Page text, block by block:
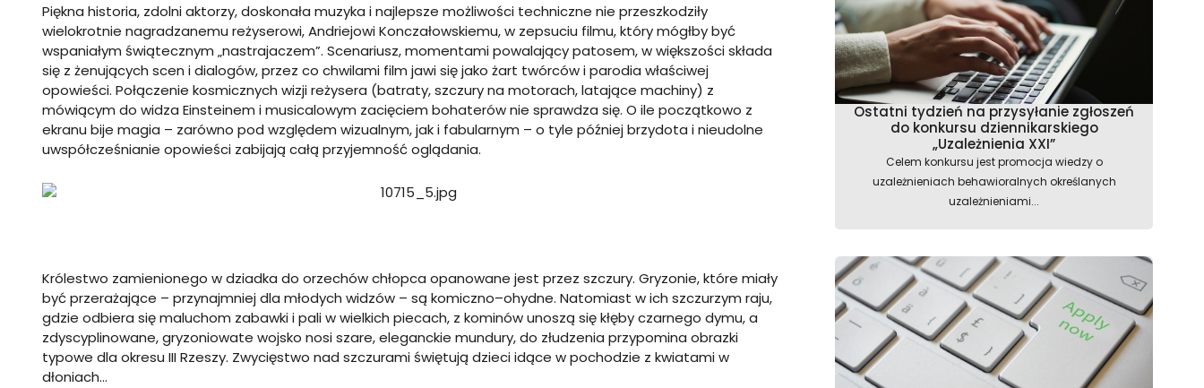
Piękna historia, zdolni aktorzy, doskonała muzyka i najlepsze możliwości techniczne nie przeszkodziły
wielokrotnie nagradzanemu reżyserowi, Andriejowi Konczałowskiemu, w zepsuciu filmu, który mógłby być
wspaniałym świątecznym „nastrajaczem”. Scenariusz, momentami powalający patosem, w większości składa
się z żenujących scen i dialogów, przez co chwilami film jawi się jako żart twórców i parodia właściwej
opowieści. Połączenie kosmicznych wizji reżysera (batraty, szczury na motorach, latające machiny) z
mówiącym do widza Einsteinem i musicalowym zacięciem bohaterów nie sprawdza się. O ile początkowo z
ekranu bije magia – zarówno pod względem wizualnym, jak i fabularnym – o tyle później brzydota i nieudolne
uwspółcześnianie opowieści zabijają całą przyjemność oglądania.
Królestwo zamienionego w dziadka do orzechów chłopca opanowane jest przez szczury. Gryzonie, które miały
być przerażające – przynajmniej dla młodych widzów – są komiczno–ohydne. Natomiast w ich szczurzym raju,
gdzie odbiera się maluchom zabawki i pali w wielkich piecach, z kominów unoszą się kłęby czarnego dymu, a
zdyscyplinowane, gryzoniowate wojsko nosi szare, eleganckie mundury, do złudzenia przypomina obrazki
typowe dla okresu III Rzeszy. Zwycięstwo nad szczurami świętują dzieci idące w pochodzie z kwiatami w
dłoniach…
Ostatni tydzień na przysyłanie zgłoszeń
do konkursu dziennikarskiego
„Uzależnienia XXI”
Celem konkursu jest promocja wiedzy o
uzależnieniach behawioralnych określanych
uzależnieniami...